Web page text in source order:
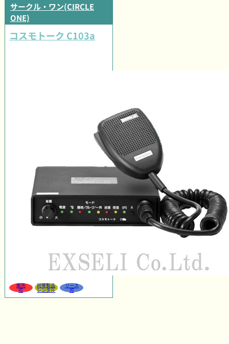
サークル・ワン(CIRCLE
ONE)
コスモトーク C103a
販売
可
同等製品
レンタル
リース
可